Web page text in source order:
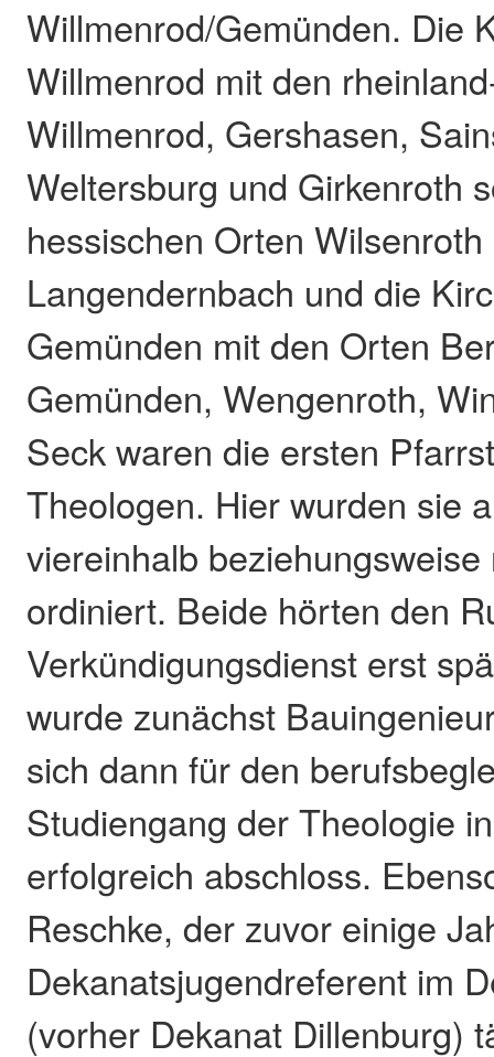
Willmenrod/Gemünden. Die
Willmenrod mit den
Willmenrod, Gershasen,
Weltersburg und Girkenroth
hessischen Orten
Langendernbach und die
Gemünden mit den Orten
Gemünden, Wengenroth,
Seck waren die ersten
Theologen. Hier wurden sie
viereinhalb
ordiniert. Beide hörten den
Verkündigungsdienst erst
wurde zunächst
sich dann für den
Studiengang der Theologie
erfolgreich abschloss.
Reschke, der zuvor einige
Dekanatsjugendreferent im
(vorher Dekanat Dillenburg)